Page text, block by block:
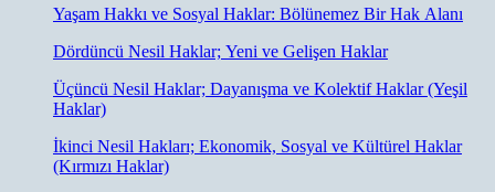
Yaşam Hakkı ve Sosyal Haklar: Bölünemez Bir Hak Alanı
Dördüncü Nesil Haklar; Yeni ve Gelişen Haklar
Üçüncü Nesil Haklar; Dayanışma ve Kolektif Haklar (Yeşil
Haklar)
İkinci Nesil Hakları; Ekonomik, Sosyal ve Kültürel Haklar
(Kırmızı Haklar)